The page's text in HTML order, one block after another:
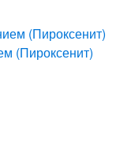
(Пироксенит)